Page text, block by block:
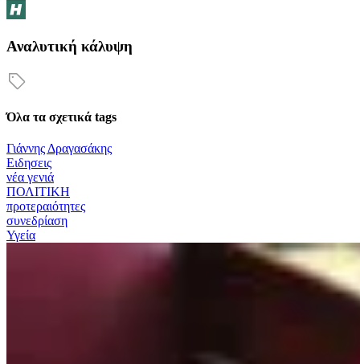
Αναλυτική κάλυψη
Όλα τα σχετικά tags
Γιάννης Δραγασάκης
Ειδησεις
νέα γενιά
ΠΟΛΙΤΙΚΗ
προτεραιότητες
συνεδρίαση
Υγεία